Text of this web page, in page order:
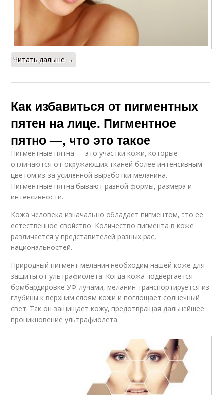
Читать дальше →
Как избавиться от пигментных
пятен на лице. Пигментное
пятно —, что это такое
Пигментные пятна — это участки кожи, которые
отличаются от окружающих тканей более интенсивным
цветом из-за усиленной выработки меланина.
Пигментные пятна бывают разной формы, размера и
интенсивности.
Кожа человека изначально обладает пигментом, это ее
естественное свойство. Количество пигмента в коже
различается у представителей разных рас,
национальностей.
Природный пигмент меланин необходим нашей коже для
защиты от ультрафиолета. Когда кожа подвергается
бомбардировке УФ-лучами, меланин транспортируется из
глубины к верхним слоям кожи и поглощает солнечный
свет. Так он защищает кожу, предотвращая дальнейшее
проникновение ультрафиолета.